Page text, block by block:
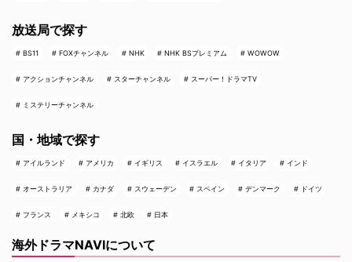
放送局で探す
BS11 FOXチャンネル NHK NHK BSプレミアム WOWOW
アクションチャンネル スターチャンネル スーパー！ドラマTV
ミステリーチャンネル
国・地域で探す
アイルランド アメリカ イギリス イスラエル イタリア インド
オーストラリア カナダ スウェーデン スペイン デンマーク ドイツ
フランス メキシコ 北欧 日本
海外ドラマNAVIについて